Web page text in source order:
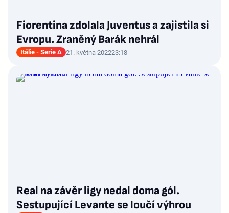
Fiorentina zdolala Juventus a zajistila si
Evropu. Zraněný Barák nehrál
Itálie - Serie A 21. května 202223:18
Real na závěr ligy nedal doma gól.
Sestupující Levante se loučí výhrou